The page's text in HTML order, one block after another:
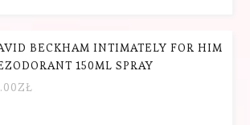
BECKHAM INTIMATELY FOR HIM
150ML SPRAY
ZŁ